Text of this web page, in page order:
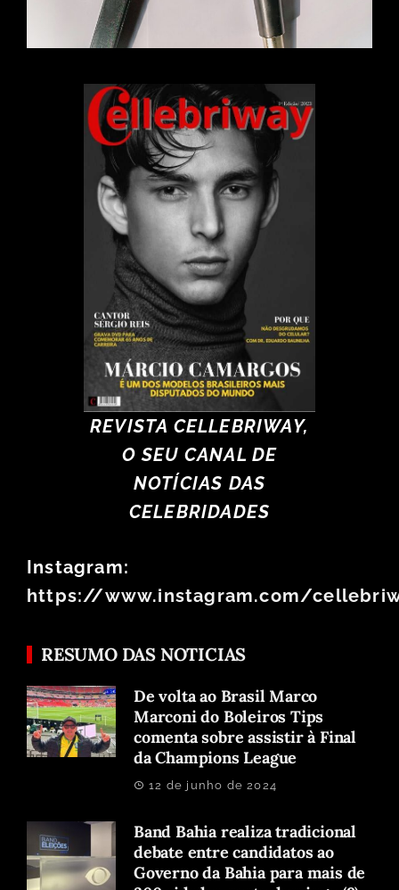
REVISTA CELLEBRIWAY,
O SEU CANAL DE
NOTÍCIAS DAS
CELEBRIDADES
Instagram:
https://www.instagram.com/
RESUMO DAS NOTICIAS
De volta ao Brasil Marco
Marconi do Boleiros Tips
comenta sobre assistir à Final
da Champions League
12 de junho de 2024
Band Bahia realiza tradicional
debate entre candidatos ao
Governo da Bahia para mais de